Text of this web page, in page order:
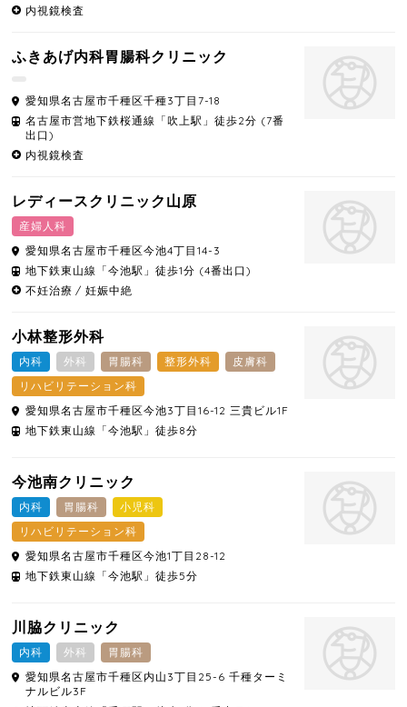
内視鏡検査
ふきあげ内科胃腸科クリニック
愛知県名古屋市千種区千種3丁目7-18
名古屋市営地下鉄桜通線「吹上駅」徒歩2分 (7番
出口)
内視鏡検査
レディースクリニック山原
産婦人科
愛知県名古屋市千種区今池4丁目14-3
地下鉄東山線「今池駅」徒歩1分 (4番出口)
不妊治療
妊娠中絶
小林整形外科
内科 外科 胃腸科 整形外科
皮膚科
リハビリテーション科
愛知県名古屋市千種区今池3丁目16-12 三貴ビル1F
地下鉄東山線「今池駅」徒歩8分
今池南クリニック
内科 胃腸科
小児科
リハビリテーション科
愛知県名古屋市千種区今池1丁目28-12
地下鉄東山線「今池駅」徒歩5分
川脇クリニック
内科 外科
胃腸科
愛知県名古屋市千種区内山3丁目25-6 千種ターミ
ナルビル3F